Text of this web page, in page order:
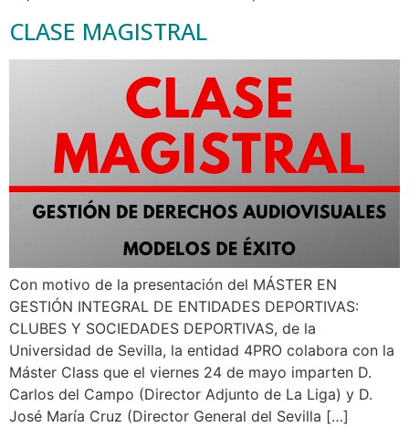
CLASE MAGISTRAL
Con motivo de la presentación del MÁSTER EN
GESTIÓN INTEGRAL DE ENTIDADES DEPORTIVAS:
CLUBES Y SOCIEDADES DEPORTIVAS, de la
Universidad de Sevilla, la entidad 4PRO colabora con la
Máster Class que el viernes 24 de mayo imparten D.
Carlos del Campo (Director Adjunto de La Liga) y D.
José María Cruz (Director General del Sevilla […]